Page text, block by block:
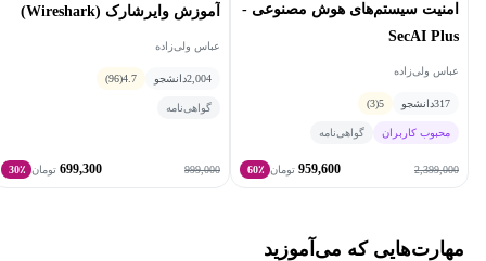
امنیت سیستم‌های هوش مصنوعی -
SecAI Plus
عباس ولی‌زاده
317دانشجو 5
(3)
محبوب کاربران گواهی‌نامه
2,399,000
959,600 تومان 60٪
آموزش وایرشارک (Wireshark)
عباس ولی‌زاده
2,004دانشجو 4.7
(96)
گواهی‌نامه
999,000
699,300 تومان 30٪
مهارت‌هایی که می‌آموزید